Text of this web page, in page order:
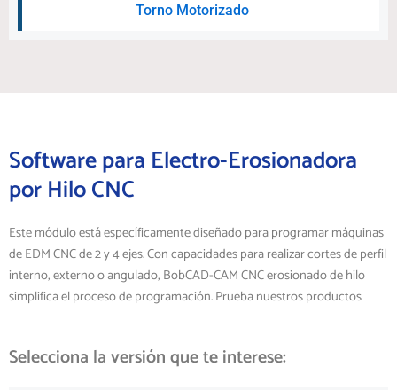
Torno Motorizado
Software para Electro-Erosionadora
por Hilo CNC
Este módulo está específicamente diseñado para programar máquinas
de EDM CNC de 2 y 4 ejes. Con capacidades para realizar cortes de perfil
interno, externo o angulado, BobCAD-CAM CNC erosionado de hilo
simplifica el proceso de programación. Prueba nuestros productos
Selecciona la versión que te interese: